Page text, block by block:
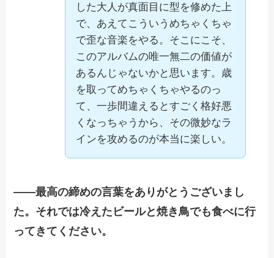
した大人が真面目に型を修めた上
で、あえてこういうめちゃくちゃ
で歪な音楽をやる。そこにこそ、
このアルバムの唯一無二の価値が
あるんじゃないかと思います。歳
を取ってめちゃくちゃやるのっ
て、一歩間違えるとすごく格好悪
くなっちゃうから、その微妙なラ
インを攻めるのが本当に楽しい。
——最高の締めの言葉をありがとうございまし
た。それでは冷えたビールと焼き鳥でも食べに行
ってきてください。